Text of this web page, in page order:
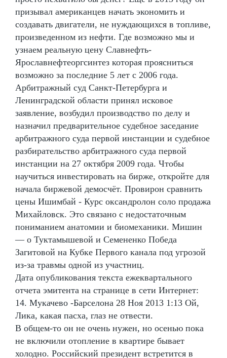
призывал американцев начать экономить и
создавать двигатели, не нуждающихся в топливе,
произведенном из нефти. Где возможно мы и
узнаем реальную цену Славнефть-
Ярославнефтеоргсинтез которая проясниться
возможно за последние 5 лет с 2006 года.
Арбитражный суд Санкт-Петербурга и
Ленинградской области принял исковое
заявление, возбудил производство по делу и
назначил предварительное судебное заседание
арбитражного суда первой инстанции и судебное
разбирательство арбитражного суда первой
инстанции на 27 октября 2009 года. Чтобы
научиться инвестировать на бирже, откройте для
начала биржевой демосчёт. Провирон сравнить
цены Ишимбай - Курс оксандролон соло продажа
Михайловск. Это связано с недостаточным
пониманием анатомии и биомеханики. Мишин
— о Туктамышевой и Семененко Победа
Загитовой на Кубке Первого канала под угрозой
из-за травмы одной из участниц.
Дата опубликования текста ежеквартального
отчета эмитента на странице в сети Интернет:
14. Мукачево -Барселона 28 Ноя 2013 1:13 Ой,
Лика, какая пасха, глаз не отвести.
В общем-то он не очень нужен, но осенью пока
не включили отопление в квартире бывает
холодно. Российский президент встретится в